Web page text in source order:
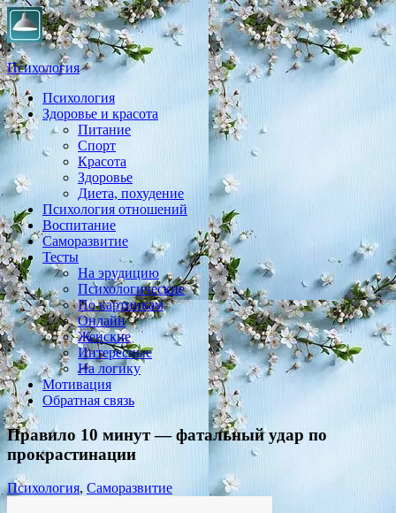
Психология
Практическая психология, личностный рост, экология,
здоровье, воспитание,
Психология
Здоровье и красота
Питание
Спорт
Красота
Здоровье
Диета, похудение
Психология отношений
Воспитание
Саморазвитие
Тесты
На эрудицию
Психологические
По картинкам
Онлайн
Женские
Интересные
На логику
Мотивация
Обратная связь
Правило 10 минут — фатальный удар по
прокрастинации
Психология, Саморазвитие